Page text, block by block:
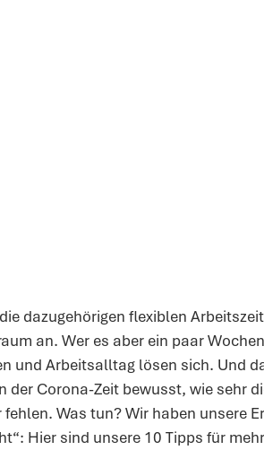
dazugehörigen flexiblen
an. Wer es aber ein paar
und Arbeitsalltag lösen sich. Und
der Corona-Zeit bewusst, wie sehr
fehlen. Was tun? Wir haben unsere
Hier sind unsere 10 Tipps für